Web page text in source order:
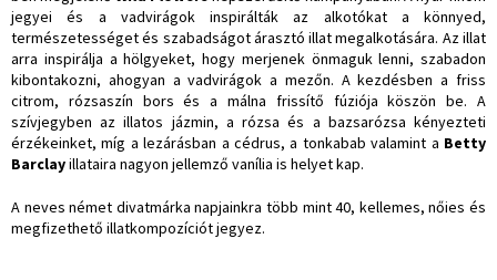
jegyei és a vadvirágok inspirálták az alkotókat a könnyed,
természetességet és szabadságot árasztó illat megalkotására. Az illat
arra inspirálja a hölgyeket, hogy merjenek önmaguk lenni, szabadon
kibontakozni, ahogyan a vadvirágok a mezőn. A kezdésben a friss
citrom, rózsaszín bors és a málna frissítő fúziója köszön be. A
szívjegyben az illatos jázmin, a rózsa és a bazsarózsa kényezteti
érzékeinket, míg a lezárásban a cédrus, a tonkabab valamint a Betty
Barclayillataira nagyon jellemző vanília is helyet kap.
A neves német divatmárka napjainkra több mint 40, kellemes, nőies és
megfizethető illatkompozíciót jegyez.